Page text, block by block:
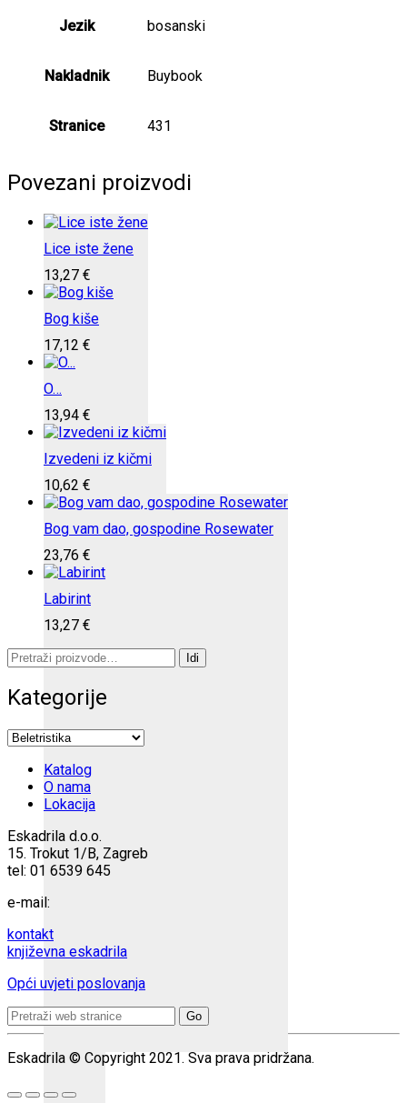
Jezik bosanski
Nakladnik Buybook
Stranice 431
Povezani proizvodi
Lice iste žene
13,27 €
Bog kiše
17,12 €
O…
13,94 €
Izvedeni iz kičmi
10,62 €
Bog vam dao, gospodine Rosewater
23,76 €
Labirint
13,27 €
Pretraži:
Idi
Kategorije
Katalog
O nama
Lokacija
Eskadrila d.o.o.
15. Trokut 1/B, Zagreb
tel: 01 6539 645
e-mail:
kontakt
književna eskadrila
Opći uvjeti poslovanja
Search
for:
Eskadrila © Copyright 2021. Sva prava pridržana.